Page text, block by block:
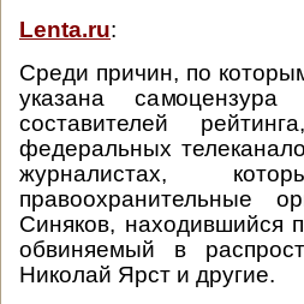
Lenta.ru:
Среди причин, по
указана
составителей
федеральных
журналистах,
правоохранительные
Синяков, находившийся
обвиняемый в
Николай Ярст и другие.